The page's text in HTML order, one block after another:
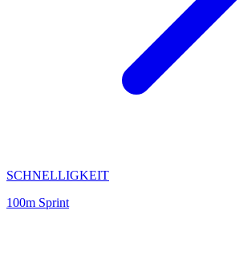
SCHNELLIGKEIT
100m Sprint